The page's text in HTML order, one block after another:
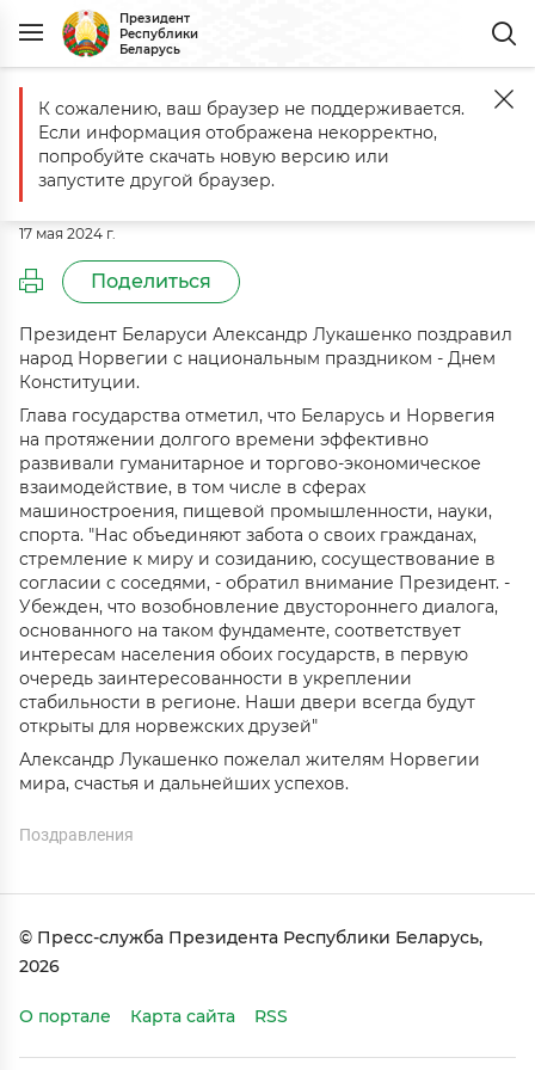
Президент
Республики
Беларусь
Главная События Поздравление народу Норвегии с
Поздравление народу Норвегии с
национальным праздником
17 мая 2024 г.
Поделиться
Президент Беларуси Александр Лукашенко поздравил
народ Норвегии с национальным праздником - Днем
Конституции.
Глава государства отметил, что Беларусь и Норвегия
на протяжении долгого времени эффективно
развивали гуманитарное и торгово-экономическое
взаимодействие, в том числе в сферах
машиностроения, пищевой промышленности, науки,
спорта. "Нас объединяют забота о своих гражданах,
стремление к миру и созиданию, сосуществование в
согласии с соседями, - обратил внимание Президент. -
Убежден, что возобновление двустороннего диалога,
основанного на таком фундаменте, соответствует
интересам населения обоих государств, в первую
очередь заинтересованности в укреплении
стабильности в регионе. Наши двери всегда будут
открыты для норвежских друзей"
Александр Лукашенко пожелал жителям Норвегии
мира, счастья и дальнейших успехов.
Поздравления
© Пресс-служба Президента Республики Беларусь,
2026
О портале Карта сайта RSS
К сожалению, ваш браузер не поддерживается.
Если информация отображена некорректно,
попробуйте скачать новую версию или
запустите другой браузер.